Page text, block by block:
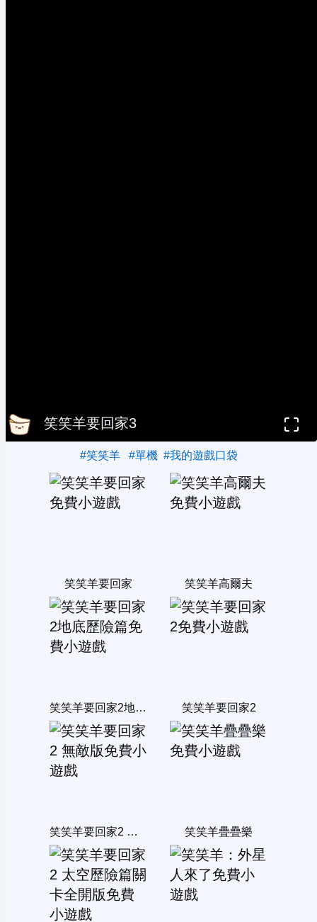
笑笑羊要回家3
#笑笑羊 #單機 #我的遊戲口袋
笑笑羊要回家 笑笑羊高爾夫
笑笑羊要回家2地底歷險篇 笑笑羊要回家2
笑笑羊要回家2 無敵版 笑笑羊疊疊樂